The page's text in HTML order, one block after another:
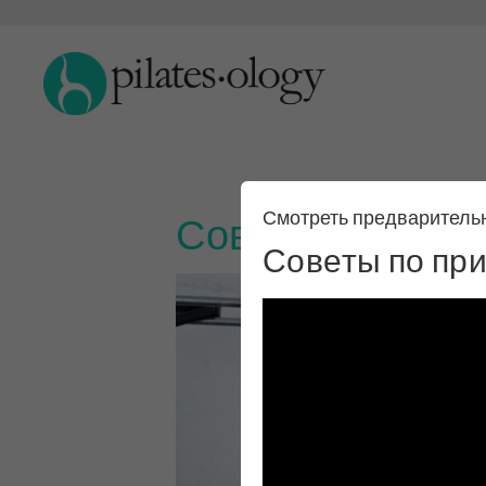
Советы по
Смотреть
Советы по